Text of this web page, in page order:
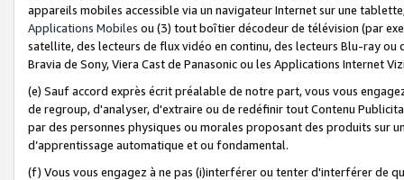
appareils mobiles accessible via un navigateur Internet sur une
Applications Mobiles ou (3) tout boîtier décodeur de télévision (par
satellite, des lecteurs de flux vidéo en continu, des lecteurs Blu-ray
Bravia de Sony, Viera Cast de Panasonic ou les Applications Internet
(e) Sauf accord exprès écrit préalable de notre part, vous vous
de regroup, d'analyser, d'extraire ou de redéfinir tout Contenu
par des personnes physiques ou morales proposant des produits sur
d’apprentissage automatique et ou fondamental.
(f) Vous vous engagez à ne pas (i)interférer ou tenter d'interférer de